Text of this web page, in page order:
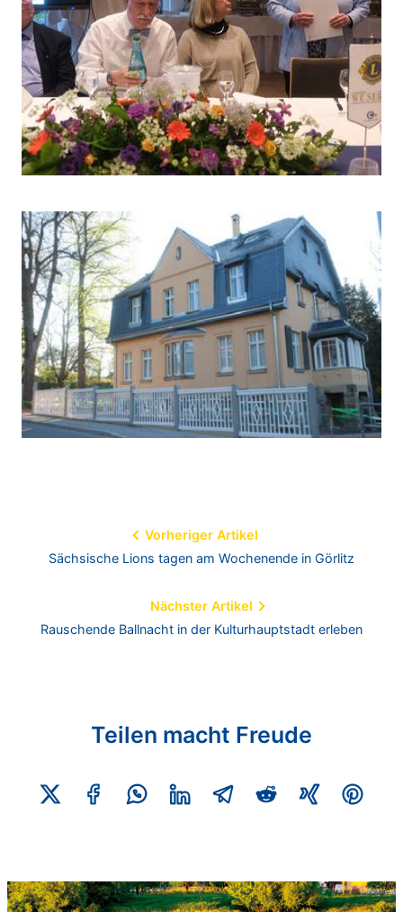
Vorheriger Artikel
Sächsische Lions tagen am Wochenende in Görlitz
Nächster Artikel
Rauschende Ballnacht in der Kulturhauptstadt erleben
Teilen macht Freude